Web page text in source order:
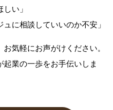
い」
ュに相談していいのか不安」
気軽にお声がけください。
業の一歩をお手伝いしま